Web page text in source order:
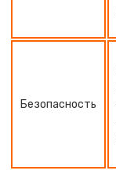
Безопасность